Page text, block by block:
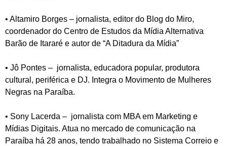
• Altamiro Borges – jornalista, editor do Blog do Miro,
coordenador do Centro de Estudos da Mídia Alternativa
Barão de Itararé e autor de “A Ditadura da Mídia”
• Jô Pontes – jornalista, educadora popular, produtora
cultural, periférica e DJ. Integra o Movimento de Mulheres
Negras na Paraíba.
• Sony Lacerda – jornalista com MBA em Marketing e
Mídias Digitais. Atua no mercado de comunicação na
Paraíba há 28 anos, tendo trabalhado no Sistema Correio e